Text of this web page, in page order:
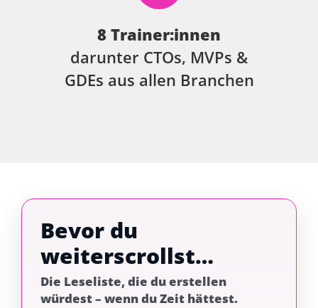
8 Trainer:innen
darunter CTOs, MVPs &
GDEs aus allen Branchen
Bevor du
weiterscrollst…
Die Leseliste, die du erstellen
würdest – wenn du Zeit hättest.